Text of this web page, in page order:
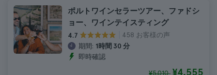
ポルトワインセラーツアー、ファドシ
ョー、ワインテイスティング
4.7
458 お客様の声
期間: 1時間 30 分
即時確認
¥5,010 ¥4,555